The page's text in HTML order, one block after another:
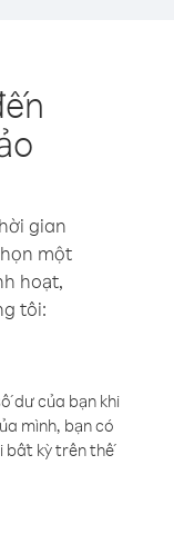
gian
một
hoạt,
tôi:
dư của bạn khi
mình, bạn có
bất kỳ trên thế